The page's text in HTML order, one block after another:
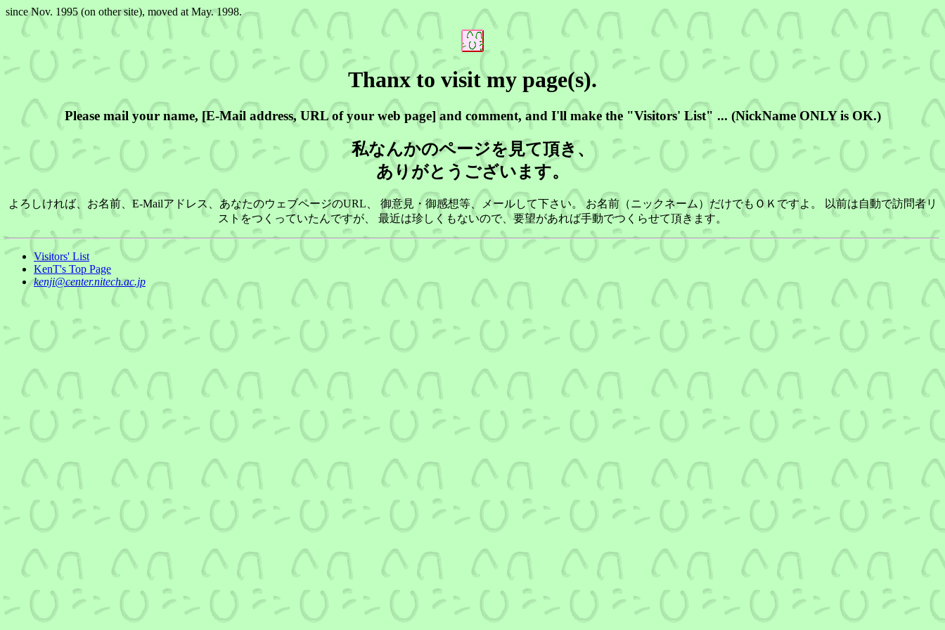
since Nov. 1995 (on other site), moved at May. 1998.
Thanx to visit my page(s).
Please mail your name, [E-Mail address, URL of your web page] and comment, and I'll make the "Visitors' List" ... (NickName ONLY is OK.)
私なんかのページを見て頂き、
ありがとうございます。
よろしければ、お名前、E-Mailアドレス、あなたのウェブページのURL、 御意見・御感想等、メールして下さい。 お名前（ニックネーム）だけでもＯＫですよ。 以前は自動で訪問者リ
ストをつくっていたんですが、 最近は珍しくもないので、要望があれば手動でつくらせて頂きます。
Visitors' List
KenT's Top Page
kenji@center.nitech.ac.jp